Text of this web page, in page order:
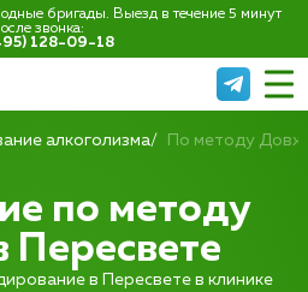
бригады. Выезд в течение 5 минут
звонка:
128-09-18
алкоголизма По методу
по методу
в Пересвете в клинике